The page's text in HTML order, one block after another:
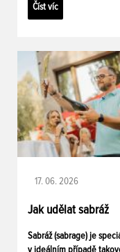
Číst víc
17. 06. 2026
Jak udělat sabráž
Sabráž (sabrage) je
v ideálním případě